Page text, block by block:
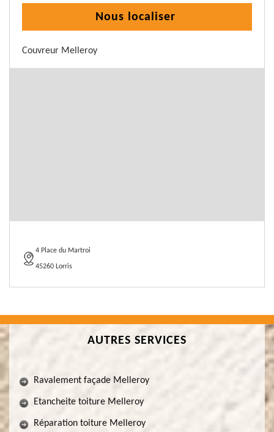
Nous localiser
Couvreur Melleroy
4 Place du Martroi
45260 Lorris
AUTRES SERVICES
Ravalement façade Melleroy
Etancheite toiture Melleroy
Réparation toiture Melleroy